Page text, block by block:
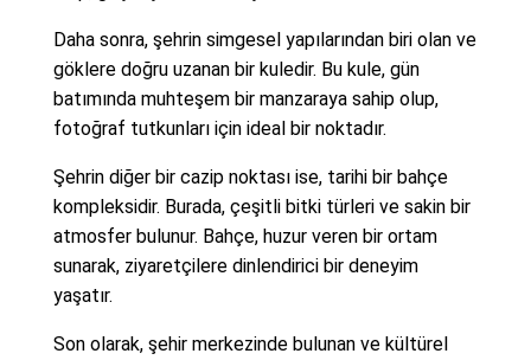
Daha sonra, şehrin simgesel yapılarından biri olan ve
göklere doğru uzanan bir kuledir. Bu kule, gün
batımında muhteşem bir manzaraya sahip olup,
fotoğraf tutkunları için ideal bir noktadır.
Şehrin diğer bir cazip noktası ise, tarihi bir bahçe
kompleksidir. Burada, çeşitli bitki türleri ve sakin bir
atmosfer bulunur. Bahçe, huzur veren bir ortam
sunarak, ziyaretçilere dinlendirici bir deneyim
yaşatır.
Son olarak, şehir merkezinde bulunan ve kültürel